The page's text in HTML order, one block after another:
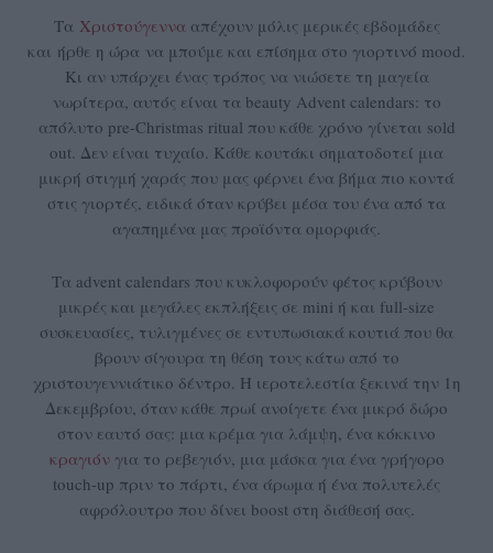
Τα Χριστούγεννα απέχουν μόλις μερικές εβδομάδες
και ήρθε η ώρα να μπούμε και επίσημα στο γιορτινό mood.
Κι αν υπάρχει ένας τρόπος να νιώσετε τη μαγεία
νωρίτερα, αυτός είναι τα beauty Advent calendars: το
απόλυτο pre-Christmas ritual που κάθε χρόνο γίνεται sold
out. Δεν είναι τυχαίο. Κάθε κουτάκι σηματοδοτεί μια
μικρή στιγμή χαράς που μας φέρνει ένα βήμα πιο κοντά
στις γιορτές, ειδικά όταν κρύβει μέσα του ένα από τα
αγαπημένα μας προϊόντα ομορφιάς.
Τα advent calendars που κυκλοφορούν φέτος κρύβουν
μικρές και μεγάλες εκπλήξεις σε mini ή και full-size
συσκευασίες, τυλιγμένες σε εντυπωσιακά κουτιά που θα
βρουν σίγουρα τη θέση τους κάτω από το
χριστουγεννιάτικο δέντρο. Η ιεροτελεστία ξεκινά την 1η
Δεκεμβρίου, όταν κάθε πρωί ανοίγετε ένα μικρό δώρο
στον εαυτό σας: μια κρέμα για λάμψη, ένα κόκκινο
κραγιόνγια το ρεβεγιόν, μια μάσκα για ένα γρήγορο
touch-up πριν το πάρτι, ένα άρωμα ή ένα πολυτελές
αφρόλουτρο που δίνει boost στη διάθεσή σας.